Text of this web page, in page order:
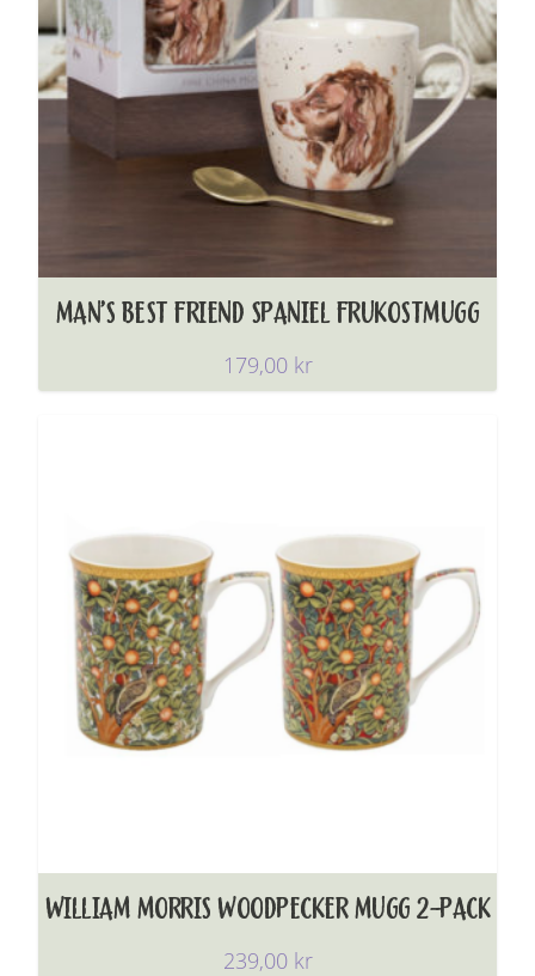
MAN’S BEST FRIEND SPANIEL FRUKOSTMUGG
179,00 kr
WILLIAM MORRIS WOODPECKER MUGG 2-PACK
239,00 kr